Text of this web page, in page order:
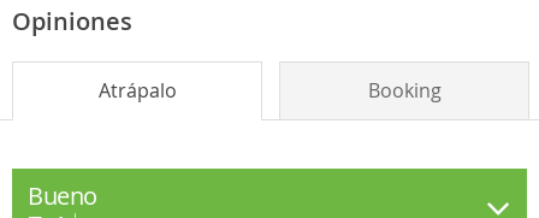
Opiniones
Atrápalo Booking
Bueno